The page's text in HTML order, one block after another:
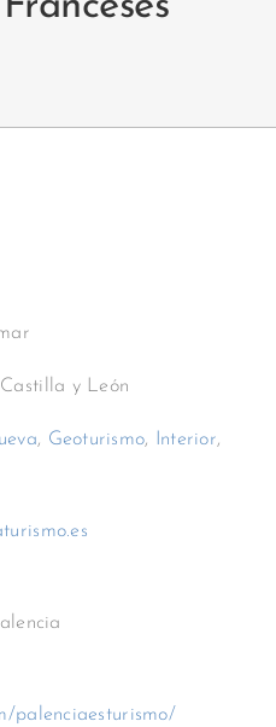
Castilla y León
, Geoturismo, Interior,
palenciaesturismo/